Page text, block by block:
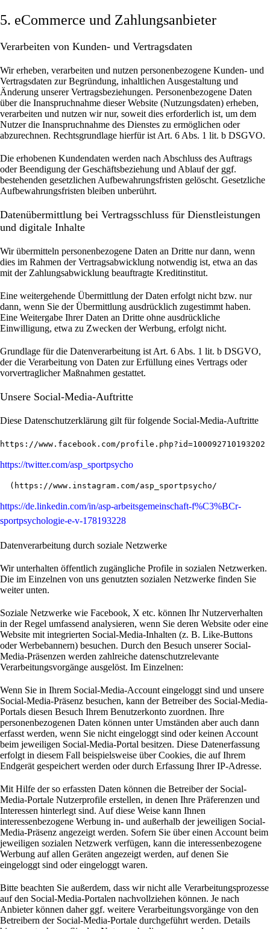
5. eCommerce und Zahlungs­anbieter
Verarbeiten von Kunden- und Vertragsdaten
Wir erheben, verarbeiten und nutzen personenbezogene Kunden- und
Vertragsdaten zur Begründung, inhaltlichen Ausgestaltung und
Änderung unserer Vertragsbeziehungen. Personenbezogene Daten
über die Inanspruchnahme dieser Website (Nutzungsdaten) erheben,
verarbeiten und nutzen wir nur, soweit dies erforderlich ist, um dem
Nutzer die Inanspruchnahme des Dienstes zu ermöglichen oder
abzurechnen. Rechtsgrundlage hierfür ist Art. 6 Abs. 1 lit. b DSGVO.
Die erhobenen Kundendaten werden nach Abschluss des Auftrags
oder Beendigung der Geschäftsbeziehung und Ablauf der ggf.
bestehenden gesetzlichen Aufbewahrungsfristen gelöscht. Gesetzliche
Aufbewahrungsfristen bleiben unberührt.
Daten­übermittlung bei Vertragsschluss für Dienstleistungen
und digitale Inhalte
Wir übermitteln personenbezogene Daten an Dritte nur dann, wenn
dies im Rahmen der Vertragsabwicklung notwendig ist, etwa an das
mit der Zahlungsabwicklung beauftragte Kreditinstitut.
Eine weitergehende Übermittlung der Daten erfolgt nicht bzw. nur
dann, wenn Sie der Übermittlung ausdrücklich zugestimmt haben.
Eine Weitergabe Ihrer Daten an Dritte ohne ausdrückliche
Einwilligung, etwa zu Zwecken der Werbung, erfolgt nicht.
Grundlage für die Datenverarbeitung ist Art. 6 Abs. 1 lit. b DSGVO,
der die Verarbeitung von Daten zur Erfüllung eines Vertrags oder
vorvertraglicher Maßnahmen gestattet.
Unsere Social-Media-Auftritte
Diese Datenschutzerklärung gilt für folgende Social-Media-Auftritte
https://www.facebook.com/profile.php?id=100092710193202
https://twitter.com/asp_sportpsycho
  (
https://www.instagram.com/asp_sportpsycho/
https://de.linkedin.com/in/asp-arbeitsgemeinschaft-f%C3%BCr-
sportpsychologie-e-v-178193228
Datenverarbeitung durch soziale Netzwerke
Wir unterhalten öffentlich zugängliche Profile in sozialen Netzwerken.
Die im Einzelnen von uns genutzten sozialen Netzwerke finden Sie
weiter unten.
Soziale Netzwerke wie Facebook, X etc. können Ihr Nutzerverhalten
in der Regel umfassend analysieren, wenn Sie deren Website oder eine
Website mit integrierten Social-Media-Inhalten (z. B. Like-Buttons
oder Werbebannern) besuchen. Durch den Besuch unserer Social-
Media-Präsenzen werden zahlreiche datenschutzrelevante
Verarbeitungsvorgänge ausgelöst. Im Einzelnen:
Wenn Sie in Ihrem Social-Media-Account eingeloggt sind und unsere
Social-Media-Präsenz besuchen, kann der Betreiber des Social-Media-
Portals diesen Besuch Ihrem Benutzerkonto zuordnen. Ihre
personenbezogenen Daten können unter Umständen aber auch dann
erfasst werden, wenn Sie nicht eingeloggt sind oder keinen Account
beim jeweiligen Social-Media-Portal besitzen. Diese Datenerfassung
erfolgt in diesem Fall beispielsweise über Cookies, die auf Ihrem
Endgerät gespeichert werden oder durch Erfassung Ihrer IP-Adresse.
Mit Hilfe der so erfassten Daten können die Betreiber der Social-
Media-Portale Nutzerprofile erstellen, in denen Ihre Präferenzen und
Interessen hinterlegt sind. Auf diese Weise kann Ihnen
interessenbezogene Werbung in- und außerhalb der jeweiligen Social-
Media-Präsenz angezeigt werden. Sofern Sie über einen Account beim
jeweiligen sozialen Netzwerk verfügen, kann die interessenbezogene
Werbung auf allen Geräten angezeigt werden, auf denen Sie
eingeloggt sind oder eingeloggt waren.
Bitte beachten Sie außerdem, dass wir nicht alle Verarbeitungsprozesse
auf den Social-Media-Portalen nachvollziehen können. Je nach
Anbieter können daher ggf. weitere Verarbeitungsvorgänge von den
Betreibern der Social-Media-Portale durchgeführt werden. Details